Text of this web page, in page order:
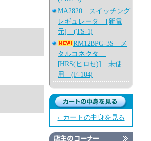
MA2820 スイッチング
レギュレータ [新電
元] (TS-1)
RM12BPG-3S メ
タルコネクタ
[HRS(ヒロセ)] 未使
用 (F-104)
» カートの中身を見る